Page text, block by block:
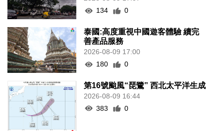
134
0
泰國:高度重視中國遊客體驗 續完
善產品服務
2026-08-09 17:00
180
0
第16號颱風“琵鷺” 西北太平洋生成
2026-08-09 16:44
383
0